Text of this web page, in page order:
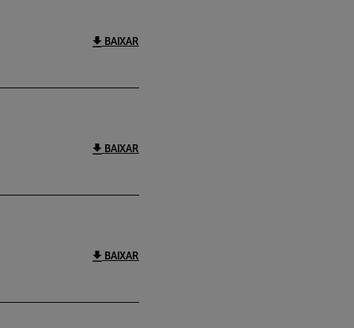
BAIXAR
BAIXAR
BAIXAR